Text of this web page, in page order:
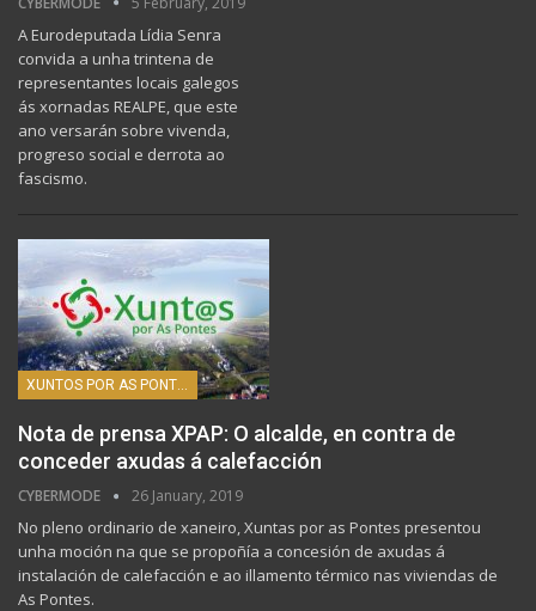
A Eurodeputada Lídia Senra
convida a unha trintena de
representantes locais galegos
ás xornadas REALPE, que este
ano versarán sobre vivenda,
progreso social e derrota ao
fascismo.
XUNTOS POR AS PONTES
Nota de prensa XPAP: O alcalde, en contra de
conceder axudas á calefacción
CYBERMODE 26 January, 2019
No pleno ordinario de xaneiro, Xuntas por as Pontes presentou
unha moción na que se propoñía a concesión de axudas á
instalación de calefacción e ao illamento térmico nas viviendas de
As Pontes.